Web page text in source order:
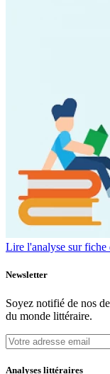
Lire l'analyse sur fiche
Newsletter
Soyez notifié de nos
du monde littéraire.
Analyses littéraires